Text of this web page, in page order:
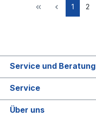
1 2
Service und Beratung
Service
Über uns